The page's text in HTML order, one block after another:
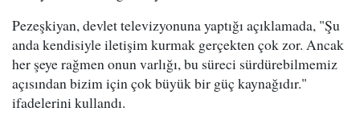
Pezeşkiyan, devlet televizyonuna yaptığı açıklamada, "Şu
anda kendisiyle iletişim kurmak gerçekten çok zor. Ancak
her şeye rağmen onun varlığı, bu süreci sürdürebilmemiz
açısından bizim için çok büyük bir güç kaynağıdır."
ifadelerini kullandı.